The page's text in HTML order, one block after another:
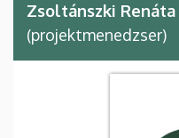
Zsoltánszki Renáta
(projektmenedzser)